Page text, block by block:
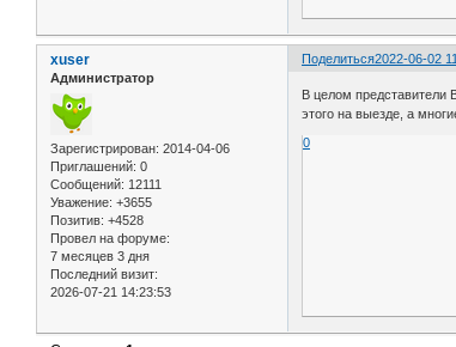
Поделиться2022-06-02
xuser
Администратор
Зарегистрирован: 2014-04-06
Приглашений: 0
Сообщений: 12111
Уважение: +3655
Позитив: +4528
Провел на форуме:
7 месяцев 3 дня
Последний визит:
2026-07-21 14:23:53
В целом представители
этого на выезде, а
0